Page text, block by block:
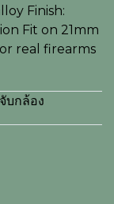
Finish:
Fit on 21mm
real firearms
บกล้อง